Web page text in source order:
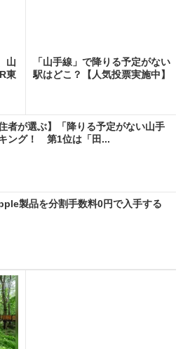
山
東
「山手線」で降りる予定がない
駅はどこ？【人気投票実施中】
者が選ぶ】「降りる予定がない山手
ング！ 第1位は「田...
製品を分割手数料0円で入手する